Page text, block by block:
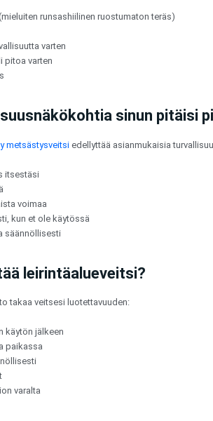
runsashiilinen ruostumaton teräs)
varten
pitoa varten
sinun pitäisi
metsästysveitsi edellyttää asianmukaisia
itsestäsi
voimaa
kun et ole käytössä
säännöllisesti
leirintäalueveitsi?
takaa veitsesi luotettavuuden:
käytön jälkeen
paikassa
varalta